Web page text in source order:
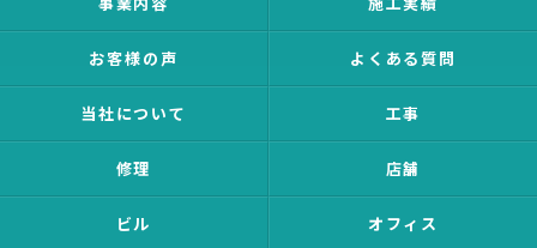
お客様の声 よくある質問
当社について 工事
修理 店舗
ビル オフィス